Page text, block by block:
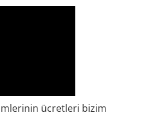
ücretleri bizim